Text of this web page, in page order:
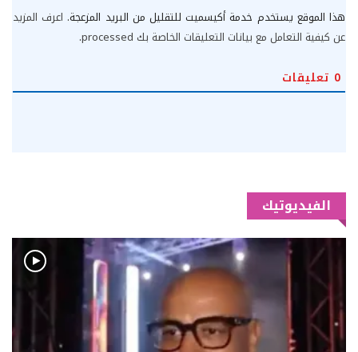
هذا الموقع يستخدم خدمة أكيسميت للتقليل من البريد المزعجة. اعرف المزيد
عن كيفية التعامل مع بيانات التعليقات الخاصة بك processed
.
0 تعليقات
الفيديوتيك